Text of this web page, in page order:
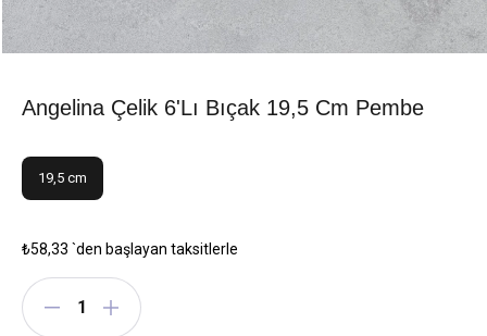
Angelina Çelik 6'lı Bıçak 19,5 Cm Pembe
19,5 cm
₺58,33 `den başlayan taksitlerle